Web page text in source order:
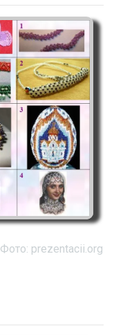
Фото: prezentacii.org